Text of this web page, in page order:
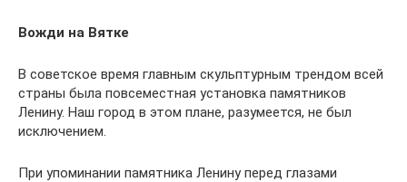
Вожди на Вятке
В советское время главным скульптурным трендом всей
страны была повсеместная установка памятников
Ленину. Наш город в этом плане, разумеется, не был
исключением.
При упоминании памятника Ленину перед глазами